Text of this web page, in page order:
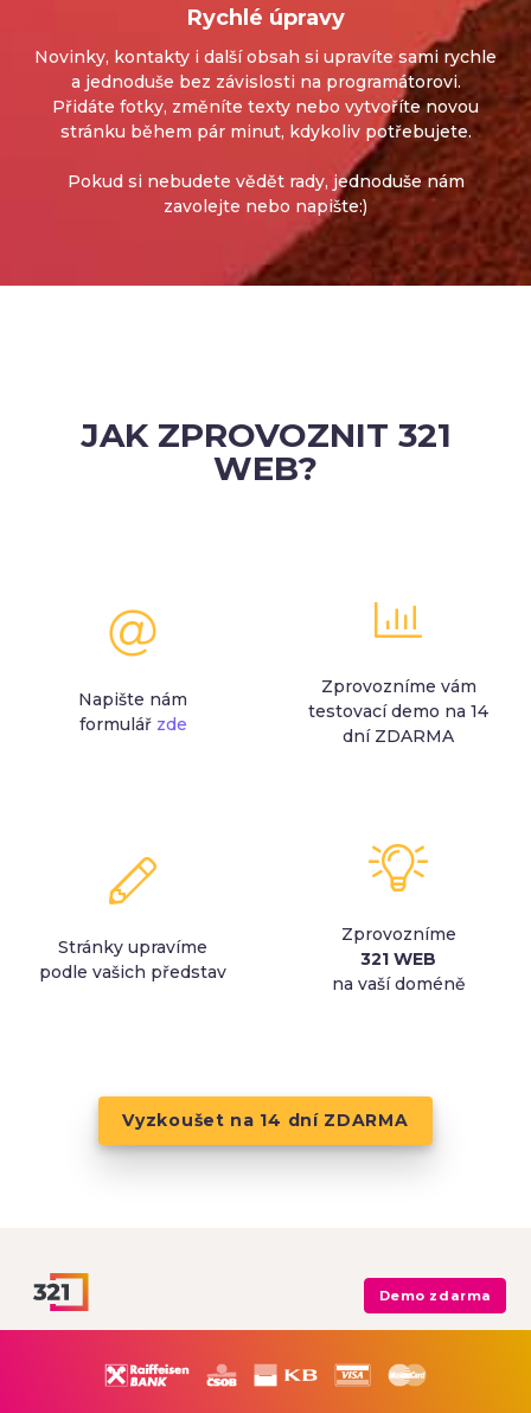
Rychlé úpravy
Novinky, kontakty i další obsah si upravíte sami rychle
a jednoduše bez závislosti na programátorovi.
Přidáte fotky, změníte texty nebo vytvoříte novou
stránku během pár minut, kdykoliv potřebujete.
Pokud si nebudete vědět rady, jednoduše nám
zavolejte nebo napište:)
JAK ZPROVOZNIT 321
WEB?
Napište nám
formulář zde
Zprovozníme vám
testovací demo na 14
dní ZDARMA
Stránky upravíme
podle vašich představ
Zprovozníme
321 WEB
na vaší doméně
Vyzkoušet na 14 dní ZDARMA
Demo zdarma